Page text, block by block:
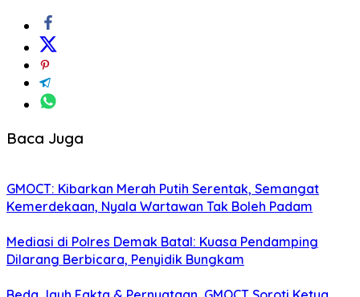
Baca Juga
GMOCT: Kibarkan Merah Putih Serentak, Semangat
Kemerdekaan, Nyala Wartawan Tak Boleh Padam
Mediasi di Polres Demak Batal: Kuasa Pendamping
Dilarang Berbicara, Penyidik Bungkam